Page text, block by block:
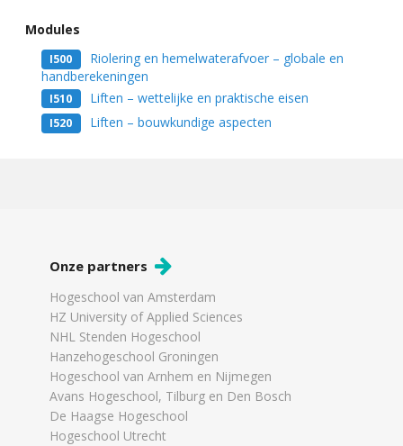
Modules
I500
Riolering en hemelwaterafvoer – globale en
handberekeningen
I510 Liften – wettelijke en praktische eisen
I520 Liften – bouwkundige aspecten
Onze partners
Hogeschool van Amsterdam
HZ University of Applied Sciences
NHL Stenden Hogeschool
Hanzehogeschool Groningen
Hogeschool van Arnhem en Nijmegen
Avans Hogeschool, Tilburg en Den Bosch
De Haagse Hogeschool
Hogeschool Utrecht